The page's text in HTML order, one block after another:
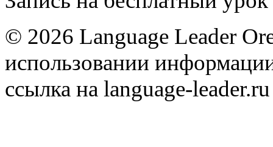
© 2026 Language Leader
использовании
ссылка на language-